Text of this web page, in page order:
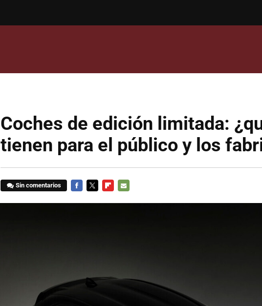
Coches de edición limitada:
tienen para el público y los
Sin comentarios